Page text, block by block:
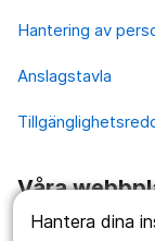
Hantera dina
Hantering av
Anslagstavla
Våra
1177.se